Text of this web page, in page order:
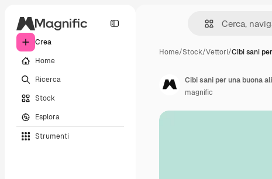
Crea
Home
Ricerca
Stock
Esplora
Strumenti
Home/Stock/Vettori/Cibi sani
Cibi sani per una buona
magnific